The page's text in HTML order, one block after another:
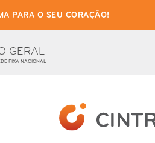
de
para lhe oferecer uma boa
site e o site não funcionará da
PARA O SEU CORAÇÃO!
GERAL
FIXA NACIONAL